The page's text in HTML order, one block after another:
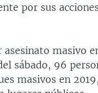
por sus
asesinato masivo
sábado, 96
masivos en